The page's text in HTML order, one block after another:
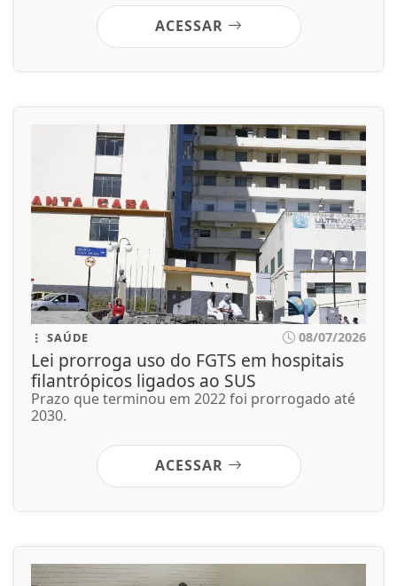
ACESSAR
SAÚDE 08/07/2026
Lei prorroga uso do FGTS em hospitais
filantrópicos ligados ao SUS
Prazo que terminou em 2022 foi prorrogado até
2030.
ACESSAR